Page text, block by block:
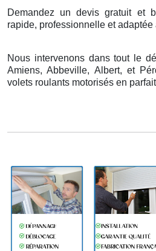
Demandez un devis gratuit et
rapide, professionnelle et adaptée
Nous intervenons dans tout le
Amiens, Abbeville, Albert, et
volets roulants motorisés en